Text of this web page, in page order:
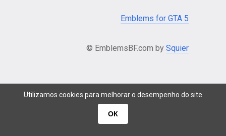
Utilizamos cookies para melhorar o desempenho do site
ОК
Emblems for GTA 5
© EmblemsBF.com by Squier